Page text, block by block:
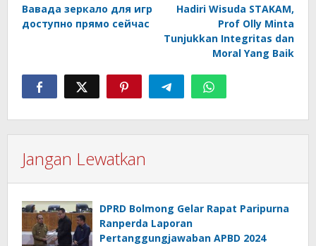
pos
Вавада зеркало для игр
доступно прямо сейчас
Hadiri Wisuda STAKAM,
Prof Olly Minta
Tunjukkan Integritas dan
Moral Yang Baik
Jangan Lewatkan
DPRD Bolmong Gelar Rapat Paripurna
Ranperda Laporan
Pertanggungjawaban APBD 2024